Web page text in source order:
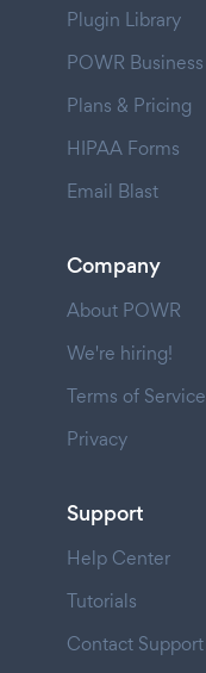
Plugin Library
POWR Business
Plans & Pricing
HIPAA Forms
Email Blast
Company
About POWR
We're hiring!
Terms of Service
Privacy
Support
Help Center
Tutorials
Contact Support